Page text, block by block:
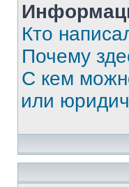
Кто
Почему
С кем
или